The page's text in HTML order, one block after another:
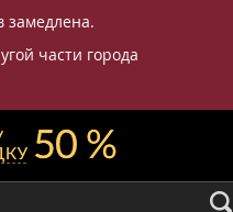
замедлена.
части города